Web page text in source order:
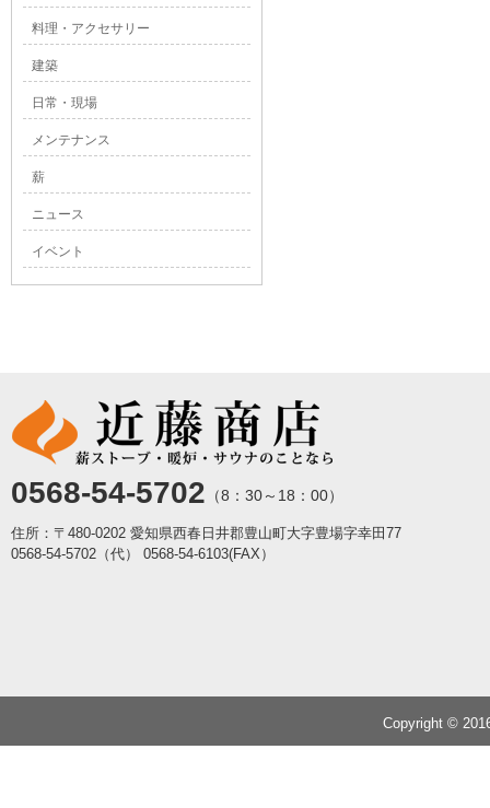
料理・アクセサリー
建築
日常・現場
メンテナンス
薪
ニュース
イベント
0568-54-5702 （8：30～18：00）
住所：〒480-0202 愛知県西春日井郡豊山町大字豊場字幸田77
0568-54-5702（代）
0568-54-6103(FAX）
Copyright ©